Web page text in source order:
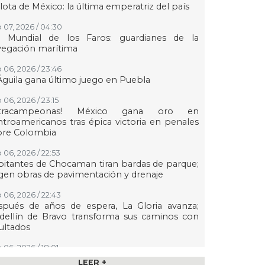
de México: la última emperatriz del país
07, 2026 / 04:30
Mundial de los Faros: guardianes de la
marítima
06, 2026 / 23:46
gana último juego en Puebla
06, 2026 / 23:15
México gana oro en
tras épica victoria en penales
Colombia
06, 2026 / 22:53
de Chocaman tiran bardas de parque;
obras de pavimentación y drenaje
06, 2026 / 22:43
de años de espera, La Gloria avanza;
de Bravo transforma sus caminos con
06, 2026 / 18:01
transmisión especial y emotivo convivio
LEER +